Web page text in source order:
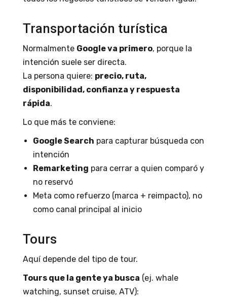
Transportación turística
Normalmente Google va primero, porque la
intención suele ser directa.
La persona quiere: precio, ruta,
disponibilidad, confianza y respuesta
rápida.
Lo que más te conviene:
Google Search para capturar búsqueda con
intención
Remarketing para cerrar a quien comparó y
no reservó
Meta como refuerzo (marca + reimpacto), no
como canal principal al inicio
Tours
Aquí depende del tipo de tour.
Tours que la gente ya busca (ej. whale
watching, sunset cruise, ATV):